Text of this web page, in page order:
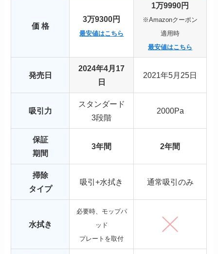
価 格
3万9300円
最安値はこちら
1万9990円
※Amazonクーポン
適用時
最安値はこちら
発売日
2024年4月17
日
2021年5月25日
吸引力
スタンダード
3段階
2000Pa
保証
期間
3年間 2年間
掃除
タイプ
吸引+水拭き 通常吸引のみ
水拭き
必要時、モップパ
ッド
プレートを取付